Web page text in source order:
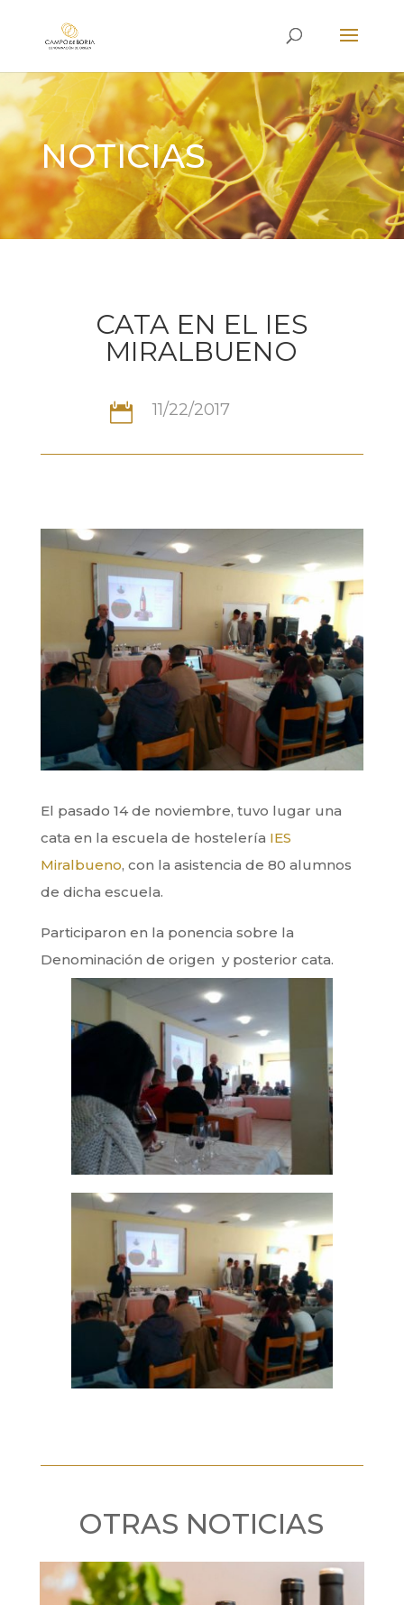
NOTICIAS
CATA EN EL IES
MIRALBUENO
 11/22/2017
El pasado 14 de noviembre, tuvo lugar una
cata en la escuela de hostelería IES
Miralbueno, con la asistencia de 80 alumnos
de dicha escuela.
Participaron en la ponencia sobre la
Denominación de origen y posterior cata.
OTRAS NOTICIAS